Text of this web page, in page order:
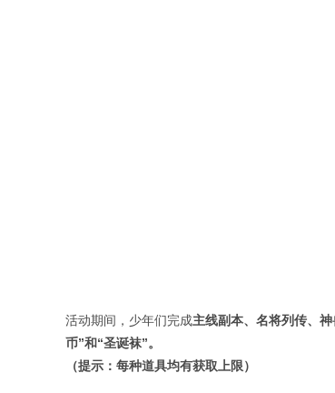
活动期间，少年们完成主线副本、名将列传、
币”和“圣诞袜”。
（提示：每种道具均有获取上限）